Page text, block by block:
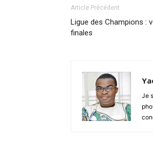
Article Précédent
Ligue des Champions :
finales
Je